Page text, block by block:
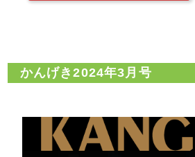
かんげき2024年3月号